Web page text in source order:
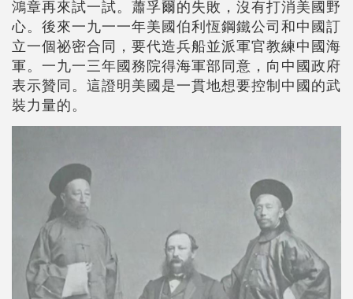
鴻章再來試一試。蕭孚爾的失敗，沒有打消美國野
心。後來一九一一年美國伯利恆鋼鐵公司和中國訂
立一個祕密合同，要代造兵船並派軍官教練中國海
軍。一九一三年國務院得海軍部同意，向中國政府
表示贊同。這證明美國是一貫地想要控制中國的武
裝力量的。